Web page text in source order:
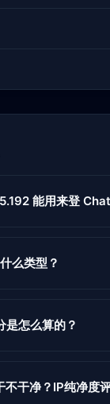
能用来登
么类型？
是怎么算的？
不干净？IP纯净度